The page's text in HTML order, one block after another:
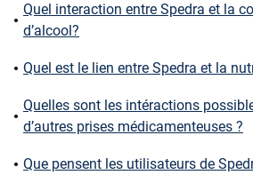
Quel interaction entre Spedra et la
d’alcool?
Quel est le lien entre Spedra et la
Quelles sont les intéractions
d’autres prises médicamenteuses ?
Que pensent les utilisateurs de